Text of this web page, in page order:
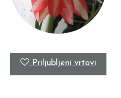
Priljubljeni vrtovi